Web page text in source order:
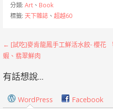
分類: Art、 Book
標籤: 天下雜誌、 超越60
文
章
導
覽
← [試吃]麥肯龍鳳手工鮮活水餃- 櫻花
蝦、翡翠鮮肉
有話想說...
WordPress Facebook